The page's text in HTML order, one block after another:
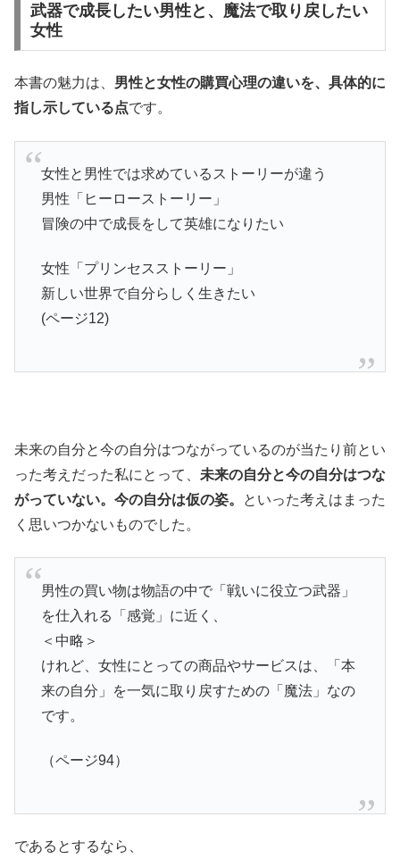
武器で成長したい男性と、魔法で取り戻したい
女性
本書の魅力は、 男性と女性の購買心理の違いを、具体的に
指し示している点です。
女性と男性では求めているストーリーが違う
男性「ヒーローストーリー」
冒険の中で成長をして英雄になりたい
女性「プリンセスストーリー」
新しい世界で自分らしく生きたい
(ページ12)
未来の自分と今の自分はつながっているのが当たり前とい
った考えだった私にとって、 未来の自分と今の自分はつな
がっていない。今の自分は仮の姿。
といった考えはまった
く思いつかないものでした。
男性の買い物は物語の中で「戦いに役立つ武器」
を仕入れる「感覚」に近く、
＜中略＞
けれど、女性にとっての商品やサービスは、「本
来の自分」を一気に取り戻すための「魔法」なの
です。
（ページ94）
であるとするなら、